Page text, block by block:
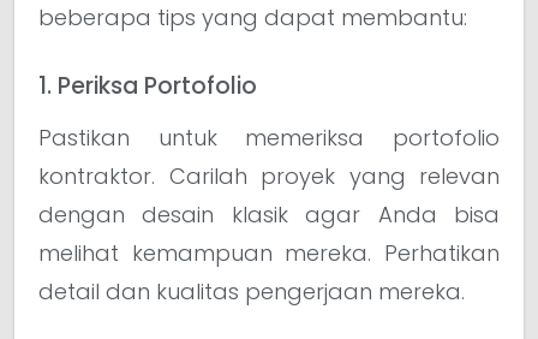
beberapa tips yang dapat membantu:
1. Periksa Portofolio
Pastikan untuk memeriksa portofolio
kontraktor. Carilah proyek yang relevan
dengan desain klasik agar Anda bisa
melihat kemampuan mereka. Perhatikan
detail dan kualitas pengerjaan mereka.